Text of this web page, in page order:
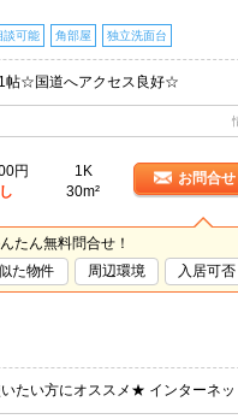
談可能 角部屋 独立洗面台
☆国道へアクセス良好☆
円
1K
30m²
お問合せ
たん無料問合せ！
た物件 周辺環境 入居可否